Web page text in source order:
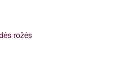
rožės